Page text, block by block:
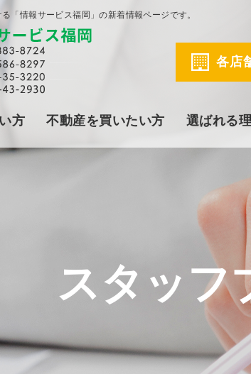
「情報サービス福岡」の新着情報ページです。
各店
方 不動産を買いたい方 選ばれる
スタッフ